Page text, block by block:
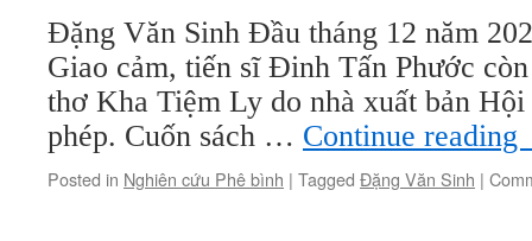
Đặng Văn Sinh Đầu tháng 12 năm
Giao cảm, tiến sĩ Đinh Tấn Phước
thơ Kha Tiệm Ly do nhà xuất bản
phép. Cuốn sách … Continue reading
Posted in Nghiên cứu Phê bình | Tagged Đặng Văn Sinh |